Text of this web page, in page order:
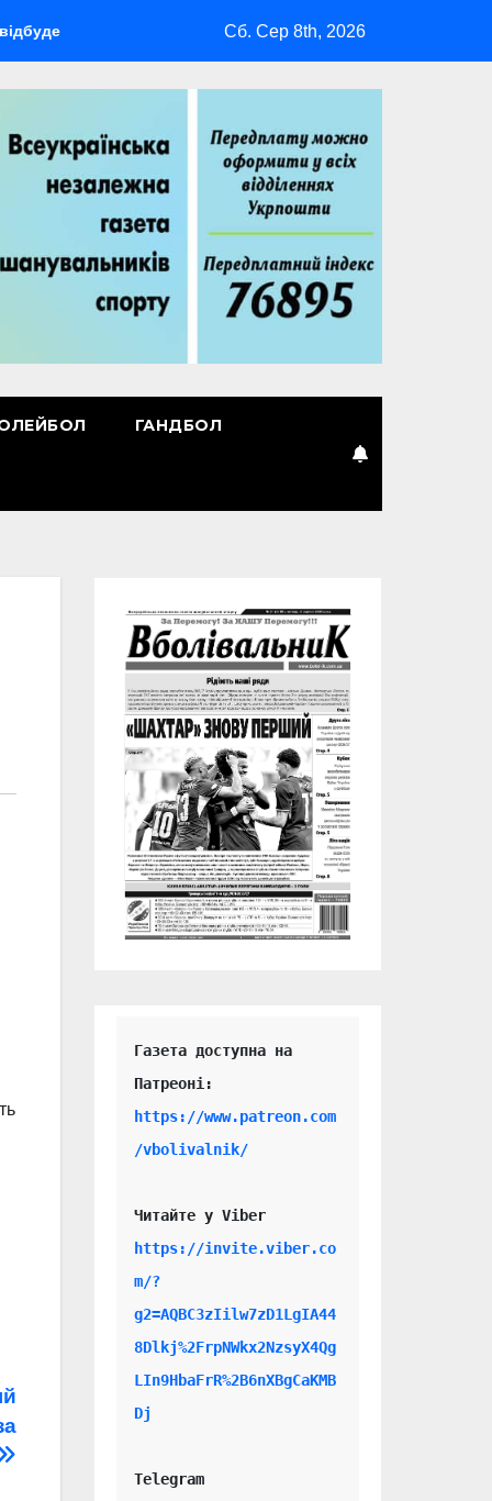
мультиспортивний табір ГАРТ 2026 – як долучитися
Сб. Сер 8th, 2026
ГАНДБОЛ
Газета доступна на
https://www.patreon.com
/vbolivalnik/
Читайте у Viber
https://invite.viber.co
m/?
g2=AQBC3zIilw7zD1LgIA44
8Dlkj%2FrpNWkx2NzsyX4Qg
LIn9HbaFrR%2B6nXBgCaKMB
Dj
Telegram